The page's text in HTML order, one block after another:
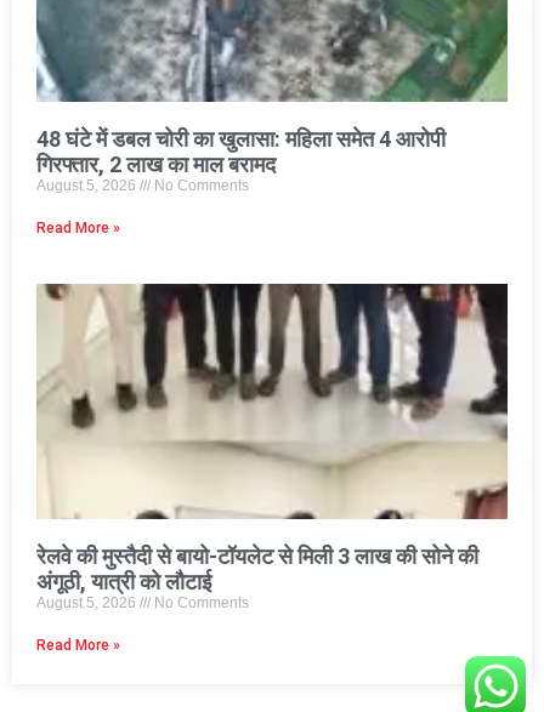
48 घंटे में डबल चोरी का खुलासा: महिला समेत 4 आरोपी
गिरफ्तार, 2 लाख का माल बरामद
August 5, 2026 No Comments
Read More »
रेलवे की मुस्तैदी से बायो-टॉयलेट से मिली 3 लाख की सोने की
अंगूठी, यात्री को लौटाई
August 5, 2026 No Comments
Read More »